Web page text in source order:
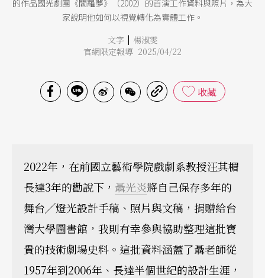
的作品國光劇團《閻羅夢》（2002）的首演工作資料與照片，為大
家說明他如何以視覺轉化為實體工作。
文字 | 楊淑雯
官網限定報導 2025/04/22
收藏
2022年，在前國立藝術學院戲劇系教授汪其楣
長達3年的勸說下， 聶光炎將自己保存多年的
舞台╱燈光設計手稿、照片與文稿，捐贈給台
灣大學圖書館，我則有幸參與協助整理這批寶
貴的技術劇場史料。這批資料涵蓋了聶老師從
1957年到2006年、長達半個世紀的設計生涯，